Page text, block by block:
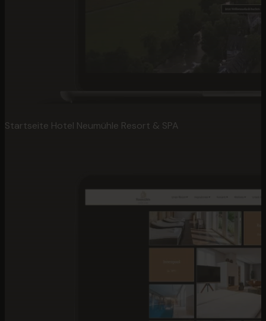
Startseite Hotel Neumühle Resort & SPA